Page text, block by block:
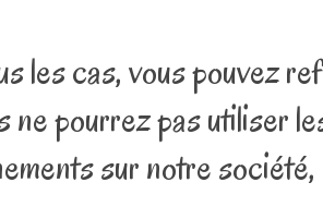
les cas, vous pouvez
ne pourrez pas utiliser
sur notre